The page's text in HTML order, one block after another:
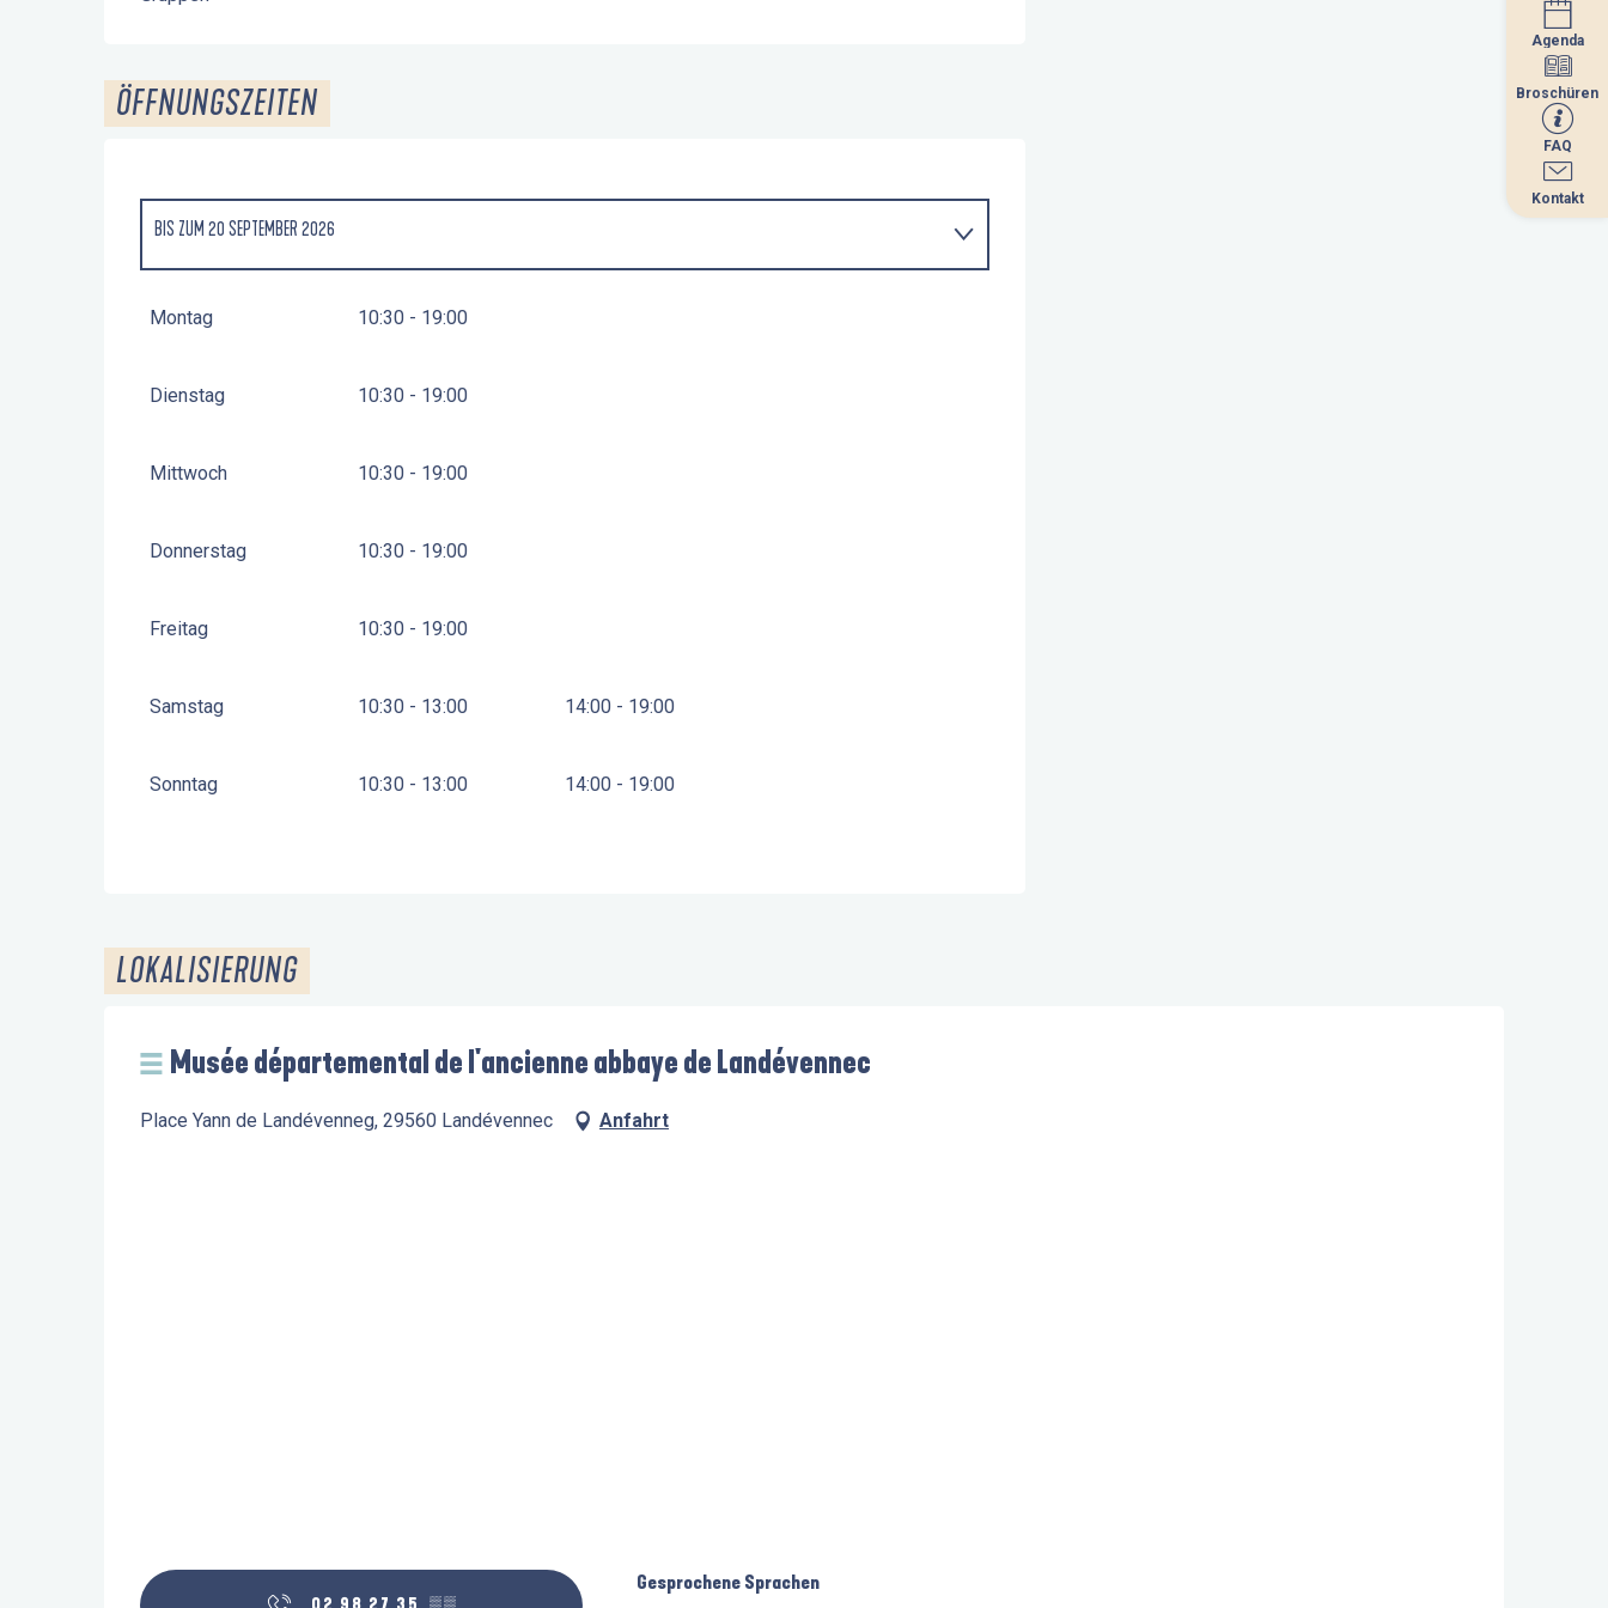
Agenda
Broschüren
FAQ
Kontakt
Kontakt
ÖFFNUNGSZEITEN
BIS ZUM 20 SEPTEMBER 2026
Montag
10:30 - 19:00
Dienstag 10:30 - 19:00
Mittwoch 10:30 - 19:00
Donnerstag 10:30 - 19:00
Freitag 10:30 - 19:00
Samstag 10:30 - 13:00 14:00 - 19:00
Sonntag 10:30 - 13:00 14:00 - 19:00
LOKALISIERUNG
Musée départemental de l'ancienne abbaye de Landévennec
Place Yann de Landévenneg, 29560 Landévennec Anfahrt
Gesprochene Sprachen
Gesprochene Sprachen